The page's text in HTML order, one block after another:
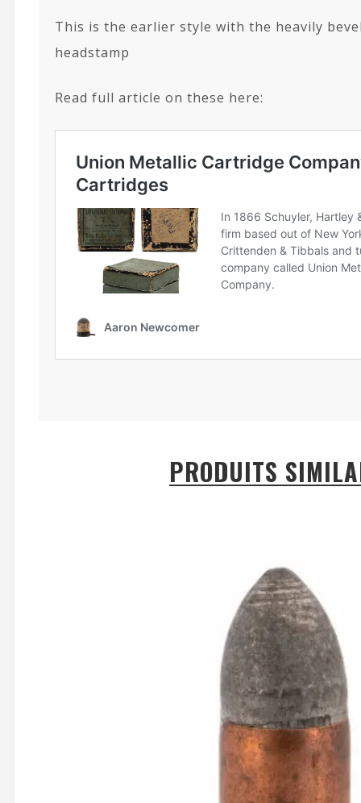
This is the earlier style with the heavily
headstamp
Read full article on these here:
PRODUITS